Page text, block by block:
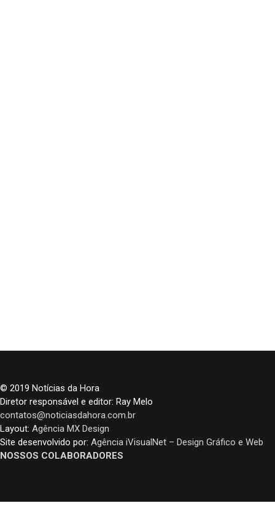
© 2019 Notícias da Hora
Diretor responsável e editor: Ray Melo
contatos@noticiasdahora.com.br
Layout: Agência MX Design
Site desenvolvido por: Agência iVisualNet – Design Gráfico e Web
NOSSOS COLABORADORES